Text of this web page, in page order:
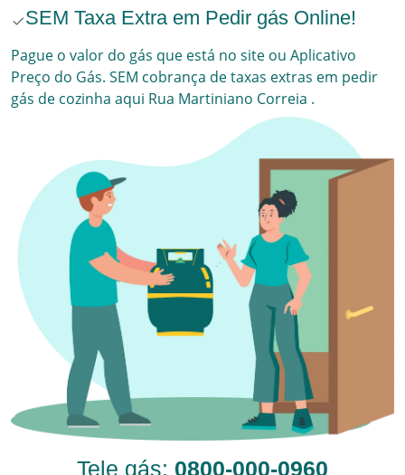
SEM Taxa Extra em Pedir gás Online!
Pague o valor do gás que está no site ou Aplicativo
Preço do Gás. SEM cobrança de taxas extras em pedir
gás de cozinha aqui Rua Martiniano Correia .
Tele gás: 0800-000-0960